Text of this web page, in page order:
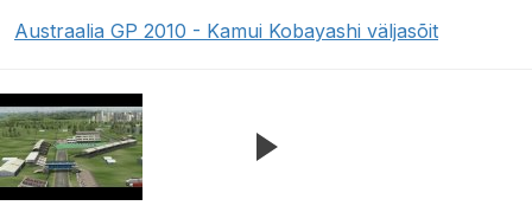
Austraalia GP 2010 - Kamui Kobayashi väljasõit